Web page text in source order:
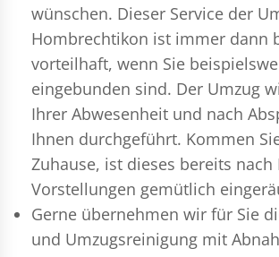
wünschen. Dieser Service der
Hombrechtikon ist immer dann
vorteilhaft, wenn Sie
eingebunden sind. Der Umzug
Ihrer Abwesenheit und nach
Ihnen durchgeführt. Kommen
Zuhause, ist dieses bereits nach
Vorstellungen gemütlich
Gerne übernehmen wir für Sie
und Umzugsreinigung mit